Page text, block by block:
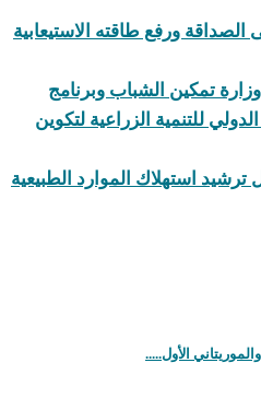
ورفع طاقته الاستيعابية
تمكين الشباب وبرنامج
للتنمية الزراعية لتكوين
استهلاك الموارد الطبيعية
الأول.....